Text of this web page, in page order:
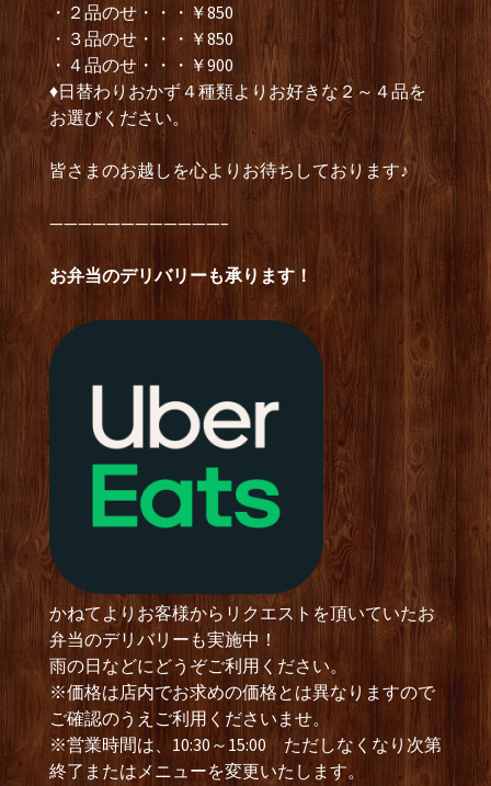
・２品のせ・・・￥850
・３品のせ・・・￥850
・４品のせ・・・￥900
♦日替わりおかず４種類よりお好きな２～４品を
お選びください。
皆さまのお越しを心よりお待ちしております♪
————————————–
お弁当のデリバリーも承ります！
かねてよりお客様からリクエストを頂いていたお
弁当のデリバリーも実施中！
雨の日などにどうぞご利用ください。
※価格は店内でお求めの価格とは異なりますので
ご確認のうえご利用くださいませ。
※営業時間は、10:30～15:00 ただしなくなり次第
終了またはメニューを変更いたします。